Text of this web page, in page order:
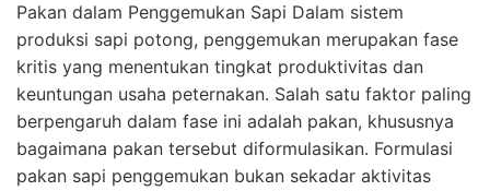
Pakan dalam Penggemukan Sapi Dalam sistem
produksi sapi potong, penggemukan merupakan fase
kritis yang menentukan tingkat produktivitas dan
keuntungan usaha peternakan. Salah satu faktor paling
berpengaruh dalam fase ini adalah pakan, khususnya
bagaimana pakan tersebut diformulasikan. Formulasi
pakan sapi penggemukan bukan sekadar aktivitas